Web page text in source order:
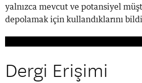
yalnızca mevcut ve potansiyel
depolamak için kullandıklarını
Dergi Erişimi